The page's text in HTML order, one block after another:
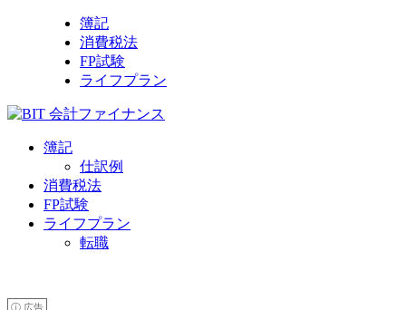
簿記
消費税法
FP試験
ライフプラン
簿記
仕訳例
消費税法
FP試験
ライフプラン
転職
ⓘ 広告